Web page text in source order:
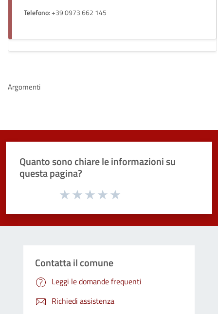
Telefono: +39 0973 662 145
Argomenti
Quanto sono chiare le informazioni su
questa pagina?
Valuta da 1 a 5 stelle la pagina
Contatta il comune
Leggi le domande frequenti
Richiedi assistenza